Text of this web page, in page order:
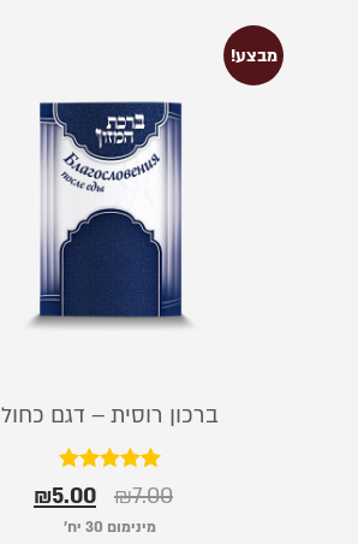
מבצע!
ברכון רוסית – דגם כחול
דורג
5.00
מתוך 5
₪7.00
₪5.00
מינימום 30 יח׳